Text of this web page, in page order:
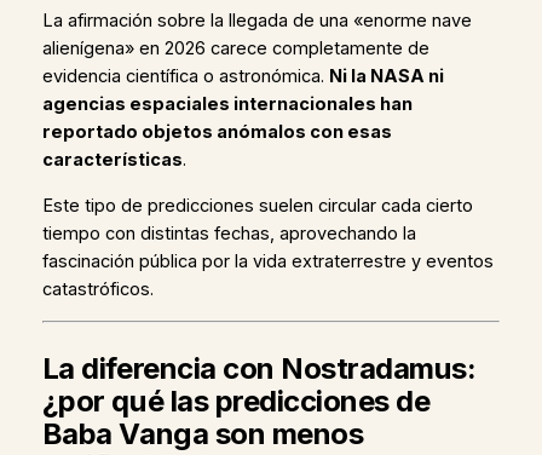
La afirmación sobre la llegada de una «enorme nave
alienígena» en 2026 carece completamente de
evidencia científica o astronómica. Ni la NASA ni
agencias espaciales internacionales han
reportado objetos anómalos con esas
características.
Este tipo de predicciones suelen circular cada cierto
tiempo con distintas fechas, aprovechando la
fascinación pública por la vida extraterrestre y eventos
catastróficos.
La diferencia con Nostradamus:
¿por qué las predicciones de
Baba Vanga son menos